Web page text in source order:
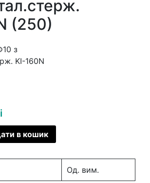
(250)
з
KI-160N
в кошик
Од. вим.